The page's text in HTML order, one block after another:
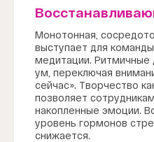
Монотонная,
выступает для
медитации. Ритмичные
ум, переключая
сейчас». Творчество
позволяет
накопленные эмоции.
уровень гормонов
снижается.